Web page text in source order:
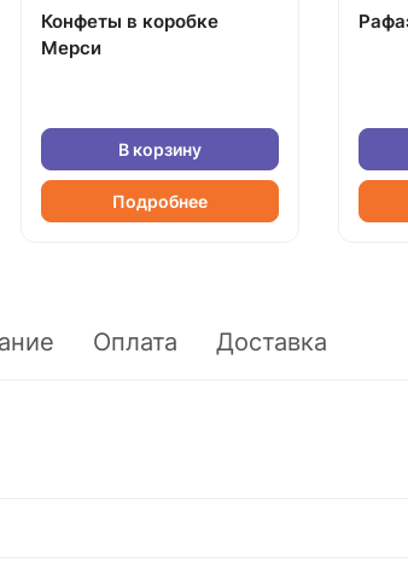
Конфеты в коробке
Мерси
В корзину
Подробнее
Оплата Доставка